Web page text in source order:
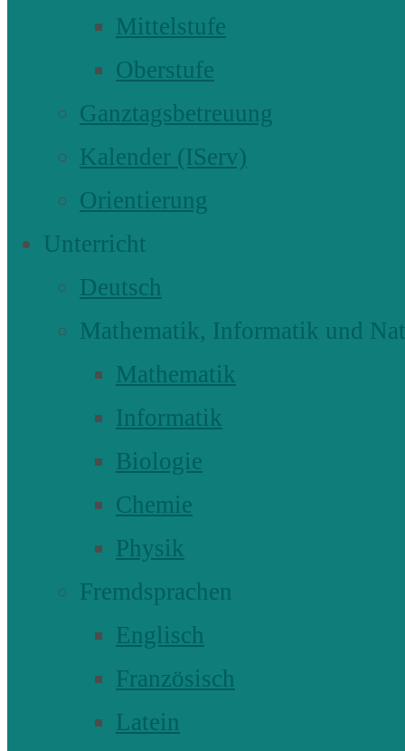
Mittelstufe
Oberstufe
Ganztagsbetreuung
Kalender (IServ)
Orientierung
Unterricht
Deutsch
Mathematik, Informatik und
Mathematik
Informatik
Biologie
Chemie
Physik
Fremdsprachen
Englisch
Französisch
Latein